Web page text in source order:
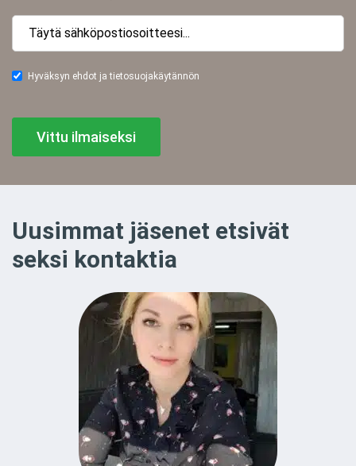
Hyväksyn ehdot ja tietosuojakäytännön
Vittu ilmaiseksi
Uusimmat jäsenet etsivät
seksi kontaktia